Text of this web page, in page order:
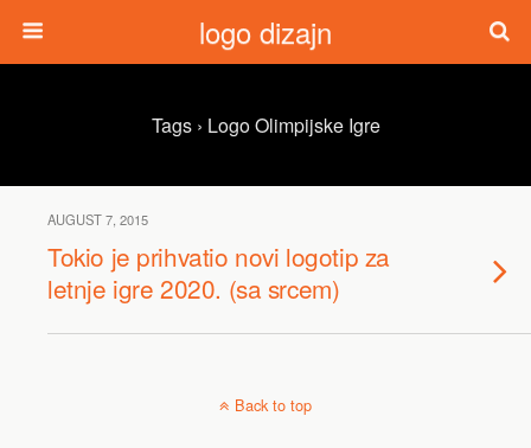
logo dizajn
Tags › Logo Olimpijske Igre
AUGUST 7, 2015
Tokio je prihvatio novi logotip za
letnje igre 2020. (sa srcem)
Back to top